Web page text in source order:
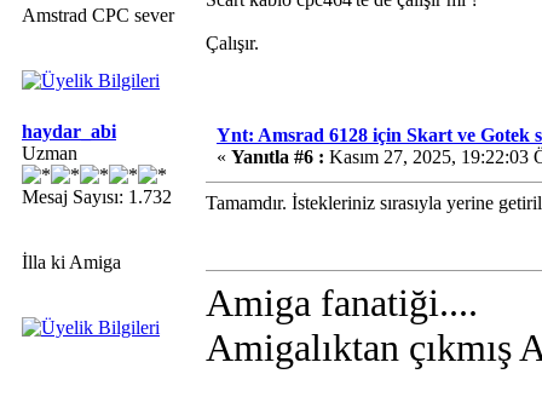
Amstrad CPC sever
Çalışır.
haydar_abi
Uzman
Mesaj Sayısı: 1.732
İlla ki Amiga
Ynt: Amsrad 6128 için Skart ve Gotek
« Yanıtla #6 : Kasım 27, 2025, 19:22:03
Tamamdır. İstekleriniz sırasıyla yerine
Amiga fanatiği....
Amigalıktan çıkmış